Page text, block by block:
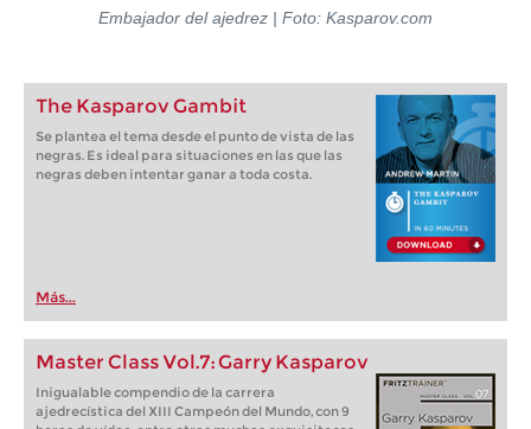
Embajador del ajedrez | Foto: Kasparov.com
The Kasparov Gambit
Se plantea el tema desde el punto de vista de las
negras. Es ideal para situaciones en las que las
negras deben intentar ganar a toda costa.
Más...
Master Class Vol.7: Garry Kasparov
Inigualable compendio de la carrera
ajedrecística del XIII Campeón del Mundo, con 9